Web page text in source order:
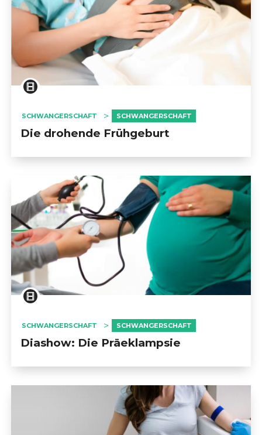
SCHWANGERSCHAFT SCHWANGERSCHAFT
Die drohende Frühgeburt
SCHWANGERSCHAFT SCHWANGERSCHAFT
Diashow: Die Präeklampsie